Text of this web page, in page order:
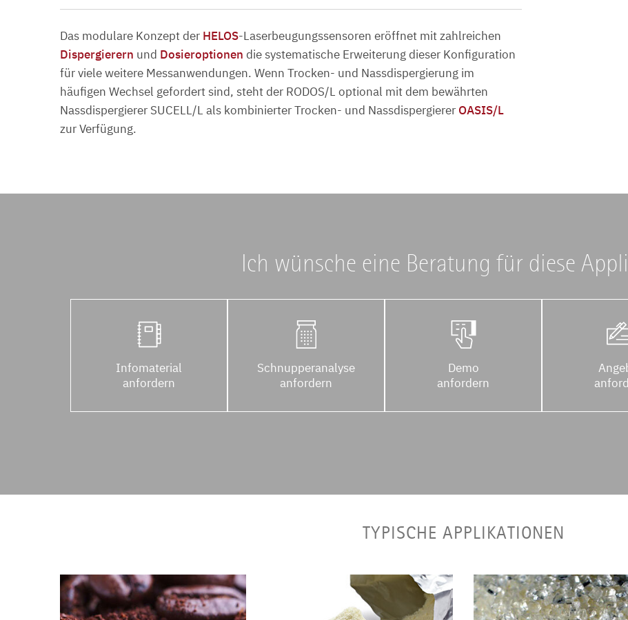
Das modulare Konzept der HELOS-Laserbeugungssensoren eröffnet mit zahlreichen
Dispergierern und Dosieroptionen die systematische Erweiterung dieser Konfiguration
für viele weitere Messanwendungen. Wenn Trocken- und Nassdispergierung im
häufigen Wechsel gefordert sind, steht der RODOS/L optional mit dem bewährten
Nassdispergierer SUCELL/L als kombinierter Trocken- und Nassdispergierer OASIS/L
zur Verfügung.
Ich wünsche eine Beratung für diese
Infomaterial
anfordern
Schnupperanalyse
anfordern
Demo
anfordern
TYPISCHE APPLIKATIONEN